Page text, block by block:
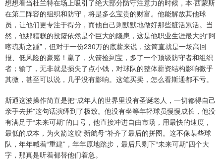
想想看当杜兰特在场上吸引了绝大部分防守注意力的时候，本·西蒙斯
在第二阵容的组织和防守，将是多么宝贵的财富。他能解放其他球
员，让他们更专注于得分，而他自己则默默地做好那些脏活累活。当
然，他那糟糕的投篮依然是个巨大的隐患，这是他职业生涯最大的“阿
喀琉斯之踵”，但对于一份230万的底薪来说，这简直就是一场高回
报、低风险的豪赌！赢了，火箭捡到宝，多了一个顶级防守者和组织
者；输了，无非就是损失了点小钱，对球队的整体薪资结构影响微乎
其微，甚至可以说，几乎没有影响。这笔买卖，怎么看斯通都不亏。
斯通这波操作简直是把“成年人的世界里没有圣诞老人，一切都得自己
亲手去拼”这句话演绎到了极致。他没有坐等年轻球员慢慢成长，他没
有满足于“未来可期”的口号，他直接冲进自由市场，用最快的速度，
最低的成本，为火箭这艘“新航母”补齐了最后的拼图。这不像某些球
队，年年喊着“重建”，年年原地踏步，最后只剩下“未来可期”四个大
字，那真是听着都替他们着急。